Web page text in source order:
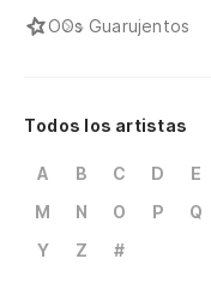
OOs Guarujentos
Todos los artistas
A B C D E
M
N O P Q
Y
Z #